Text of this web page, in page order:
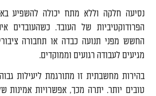
נסיעה חלקה וללא מתח יכולה להשפיע
הפרודוקטיביות של העובד. כשהעובדים
החשש מפני תנועה כבדה או תחבורה
מגיעים לעבודה רגועים וממוקדים.
בהירות מחשבתית זו מתורגמת ליעילות
טובים יותר. יתרה מכך, אפשרויות אמינות